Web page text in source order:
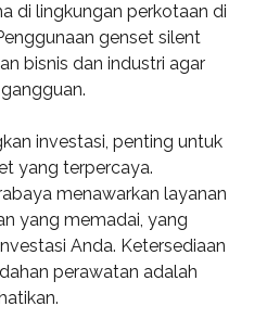
di lingkungan perkotaan di
genset silent
bisnis dan industri agar
investasi, penting untuk
yang terpercaya.
menawarkan layanan
yang memadai, yang
Anda. Ketersediaan
perawatan adalah